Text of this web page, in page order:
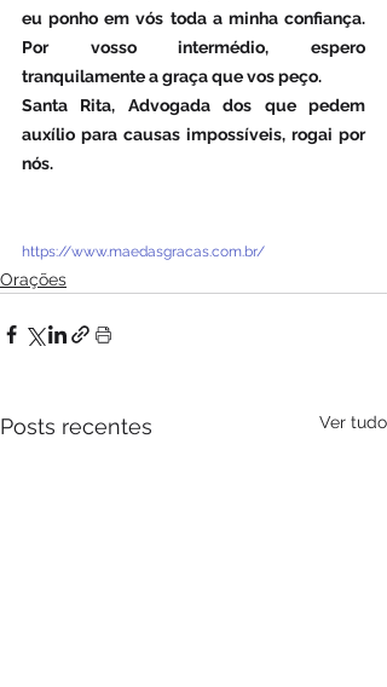
eu ponho em vós toda a minha confiança.
Por vosso intermédio, espero
tranquilamente a graça que vos peço.
Santa Rita, Advogada dos que pedem
auxílio para causas impossíveis, rogai por
nós.
https://www.maedasgracas.com.br/
Orações
Posts recentes Ver tudo